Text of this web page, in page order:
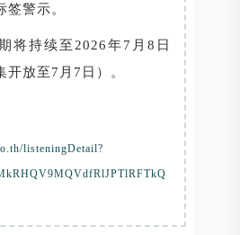
签警示。
将持续至2026年7月8日
开放至7月7日）。
listeningDetail?